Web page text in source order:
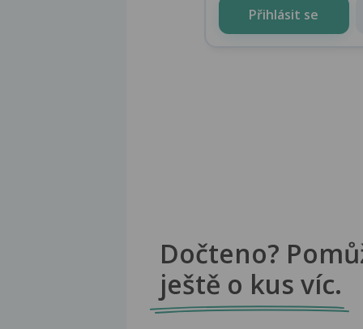
Přihlásit se
Dočteno?
ještě o kus víc.